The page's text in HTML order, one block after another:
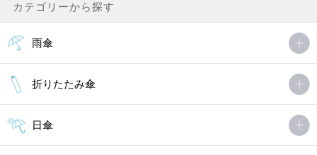
カテゴリーから探す
雨傘
折りたたみ傘
日傘